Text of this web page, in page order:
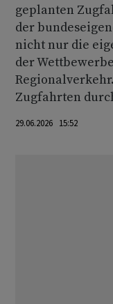
geplanten
der
nicht nur die
der
Zugfahrten
29.06.2026 15:52